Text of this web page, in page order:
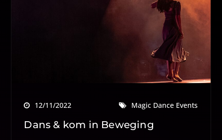
12/11/2022 Magic Dance Events
Dans & kom in Beweging